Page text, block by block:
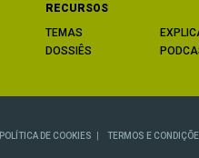
RECURSOS
TEMAS
DOSSIÊS
POLÍTICA DE COOKIES TERMOS E